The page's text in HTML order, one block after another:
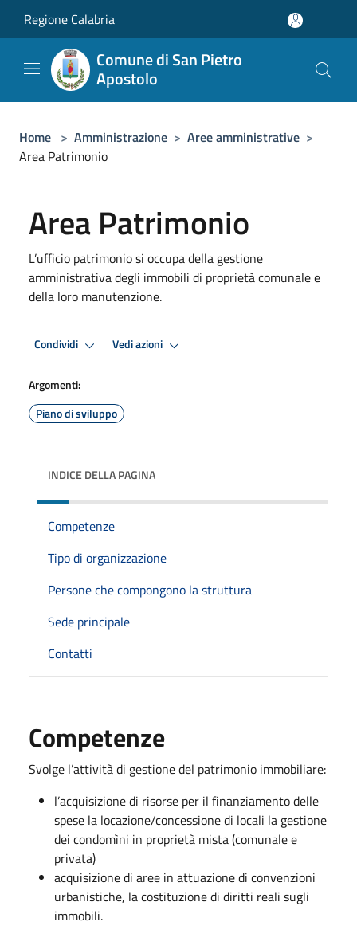
Regione Calabria
Comune di San Pietro
Apostolo
Home > Amministrazione > Aree amministrative >
Area Patrimonio
Area Patrimonio
L’ufficio patrimonio si occupa della gestione
amministrativa degli immobili di proprietà comunale e
della loro manutenzione.
Condividi Vedi azioni
Argomenti:
Piano di sviluppo
INDICE DELLA PAGINA
Competenze
Tipo di organizzazione
Persone che compongono la struttura
Sede principale
Contatti
Competenze
Svolge l’attività di gestione del patrimonio immobiliare:
l’acquisizione di risorse per il finanziamento delle
spese la locazione/concessione di locali la gestione
dei condomìni in proprietà mista (comunale e
privata)
acquisizione di aree in attuazione di convenzioni
urbanistiche, la costituzione di diritti reali sugli
immobili.